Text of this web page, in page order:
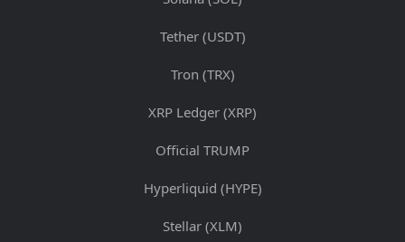
Tether (USDT)
Tron (TRX)
XRP Ledger (XRP)
Official TRUMP
Hyperliquid (HYPE)
Stellar (XLM)